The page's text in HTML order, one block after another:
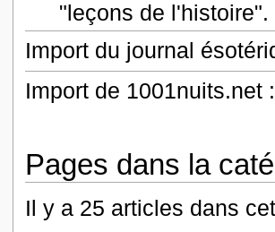
"leçons de l'histoire".
Import du journal
Import de 1001nuits.net :
Pages dans la
Il y a 25 articles dans